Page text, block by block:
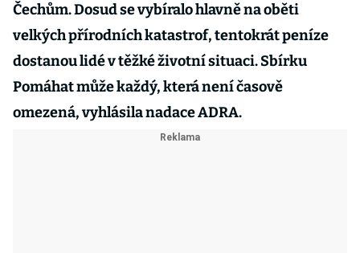
Čechům. Dosud se vybíralo hlavně na oběti
velkých přírodních katastrof, tentokrát peníze
dostanou lidé v těžké životní situaci. Sbírku
Pomáhat může každý, která není časově
omezená, vyhlásila nadace ADRA.